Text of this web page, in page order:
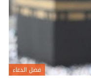
فضل الدعاء